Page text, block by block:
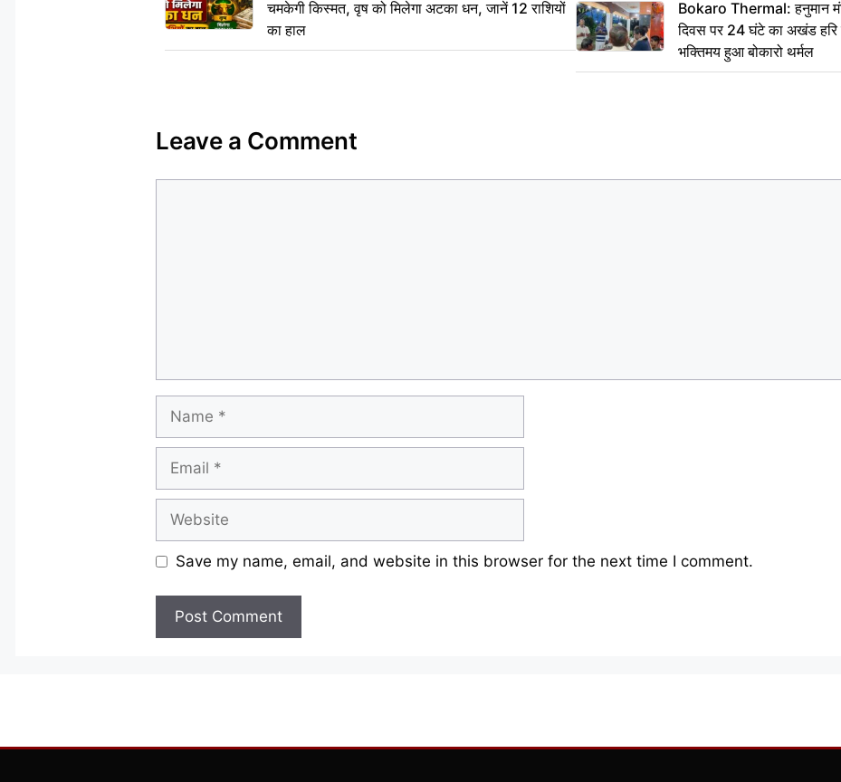
चमकेगी किस्मत, वृष को मिलेगा अटका धन, जानें 12 राशियों
का हाल
Bokaro Thermal: हनुमान
दिवस पर 24 घंटे का अखंड हरि
भक्तिमय हुआ बोकारो थर्मल
Leave a Comment
Save my name, email, and website in this browser for the next time I comment.